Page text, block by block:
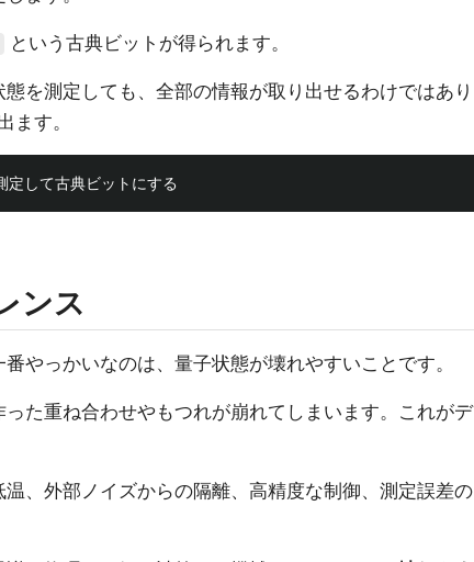
という古典ビットが得られます。
を測定しても、全部の情報が取り出せるわけではあり
ます。
ンス
やっかいなのは、量子状態が壊れやすいことです。
た重ね合わせやもつれが崩れてしまいます。これがデ
、外部ノイズからの隔離、高精度な制御、測定誤差の